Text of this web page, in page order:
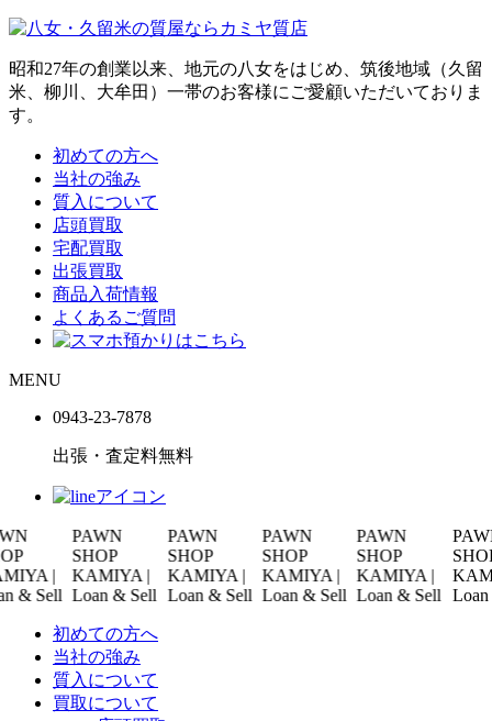
昭和27年の創業以来、地元の八女をはじめ、筑後地域（久留
米、柳川、大牟田）一帯のお客様にご愛顧いただいておりま
す。
初めての方へ
当社の強み
質入について
店頭買取
宅配買取
出張買取
商品入荷情報
よくあるご質問
MENU
0943-23-7878
出張・査定料無料
|
PAWN
SHOP
KAMIYA |
Loan & Sell
PAWN
SHOP
KAMIYA |
Loan & Sell
PAWN
SHOP
KAMIYA |
Loan & Sell
PAWN
SHOP
KAMIYA |
Loan & Sell
PAWN
SHOP
KAMIYA |
Loan &
初めての方へ
当社の強み
質入について
買取について